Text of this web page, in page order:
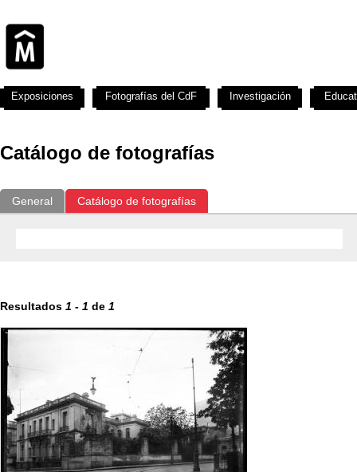
Catálogo de fotografías
General Catálogo de fotografías
Resultados 1 - 1 de 1
Exposiciones Fotografías del CdF Investigación